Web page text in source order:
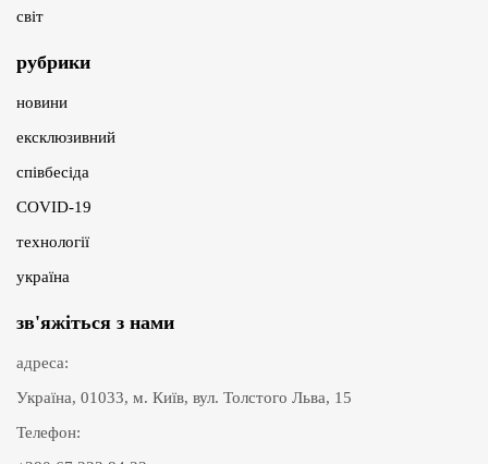
світ
рубрики
новини
ексклюзивний
співбесіда
COVID-19
технології
україна
зв'яжіться з нами
адреса:
Україна, 01033, м. Київ, вул. Толстого Льва, 15
Телефон: